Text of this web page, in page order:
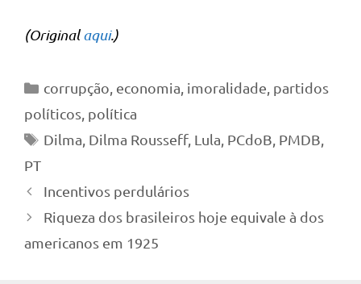
(Originalaqui.)
Categorias
corrupção economia imoralidade partidos
políticos política
Tags
Dilma Dilma Rousseff, Lula PCdoB PMDB
PT
Incentivos perdulários
Riqueza dos brasileiros hoje equivale à dos
americanos em 1925